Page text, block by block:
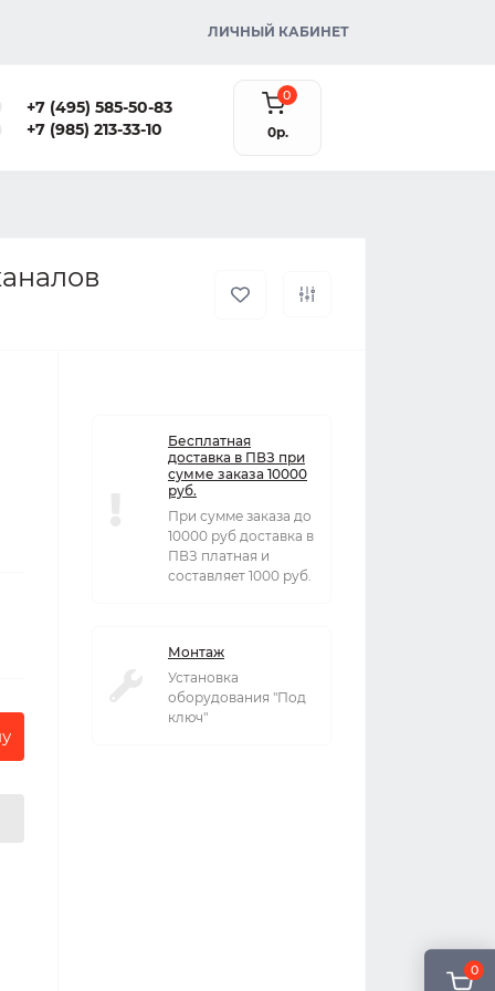
0
ЛИЧНЫЙ КАБИНЕТ
+7 (495) 585-50-83
+7 (985) 213-33-10
0
0р.
Бесплатная
доставка в ПВЗ при
сумме заказа 10000
руб.
При сумме заказа до
10000 руб доставка в
ПВЗ платная и
составляет 1000 руб.
Монтаж
Установка
оборудования "Под
ключ"